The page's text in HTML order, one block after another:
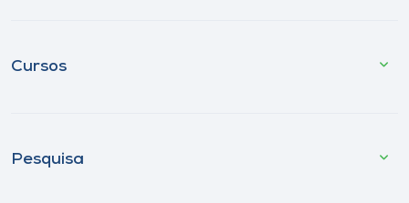
Cursos
Pesquisa